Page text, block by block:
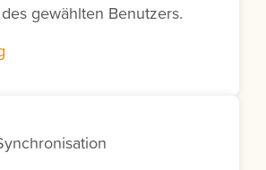
gewählten Benutzers.